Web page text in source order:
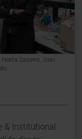
Casares, Juan
& Institutional